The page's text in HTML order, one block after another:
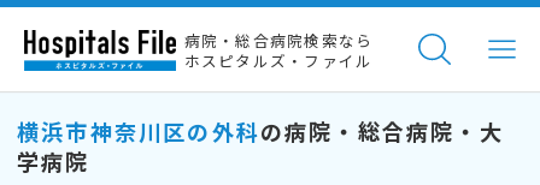
病院・総合病院検索なら
ホスピタルズ・ファイル
横浜市神奈川区の外科の病院・総合病院・大
学病院